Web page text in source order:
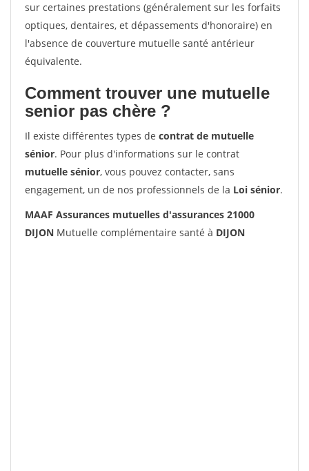
sur certaines prestations (généralement sur les forfaits
optiques, dentaires, et dépassements d'honoraire) en
l'absence de couverture mutuelle santé antérieur
équivalente.
Comment trouver une mutuelle
senior pas chère ?
Il existe différentes types de contrat de mutuelle
sénior. Pour plus d'informations sur le contrat
mutuelle sénior, vous pouvez contacter, sans
engagement, un de nos professionnels de la Loi sénior.
MAAF Assurances mutuelles d'assurances 21000
DIJON Mutuelle complémentaire santé à DIJON